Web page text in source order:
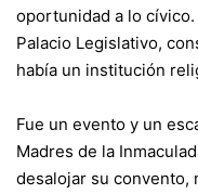
oportunidad a lo cívico.
Palacio Legislativo,
había un institución
Fue un evento y un
Madres de la
desalojar su convento,